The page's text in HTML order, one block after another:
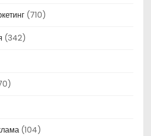
(710)
(342)
(104)